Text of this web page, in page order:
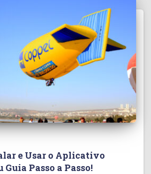
e Usar o Aplicativo
Guia Passo a Passo!